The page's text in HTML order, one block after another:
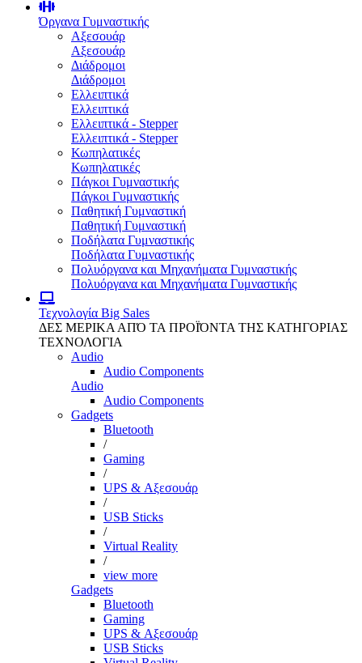
Όργανα Γυμναστικής
Αξεσουάρ
Αξεσουάρ
Διάδρομοι
Διάδρομοι
Ελλειπτικά
Ελλειπτικά
Ελλειπτικά - Stepper
Ελλειπτικά - Stepper
Κωπηλατικές
Κωπηλατικές
Πάγκοι Γυμναστικής
Πάγκοι Γυμναστικής
Παθητική Γυμναστική
Παθητική Γυμναστική
Ποδήλατα Γυμναστικής
Ποδήλατα Γυμναστικής
Πολυόργανα και Μηχανήματα Γυμναστικής
Πολυόργανα και Μηχανήματα Γυμναστικής
Τεχνολογία Big Sales
ΔΕΣ ΜΕΡΙΚΑ ΑΠΌ ΤΑ ΠΡΟΪΌΝΤΑ ΤΗΣ ΚΑΤΗΓΟΡΙΑΣ
ΤΕΧΝΟΛΟΓΙΑ
Audio
Audio Components
Audio
Audio Components
Gadgets
Bluetooth
/
Gaming
/
UPS & Αξεσουάρ
/
USB Sticks
/
Virtual Reality
/
view more
Gadgets
Bluetooth
Gaming
UPS & Αξεσουάρ
USB Sticks